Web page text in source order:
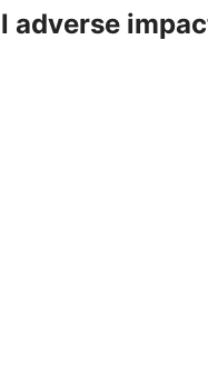
adverse